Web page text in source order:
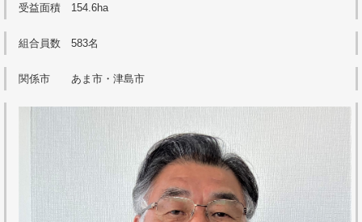
受益面積 154.6ha
組合員数 583名
関係市 あま市・津島市